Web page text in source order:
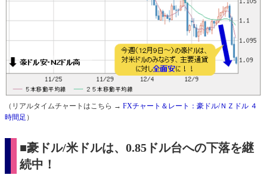
（リアルタイムチャートはこちら → FXチャート＆レート：豪ドル/ＮＺドル ４
時間足 ）
■豪ドル/米ドルは、0.85ドル台への下落を継
続中！